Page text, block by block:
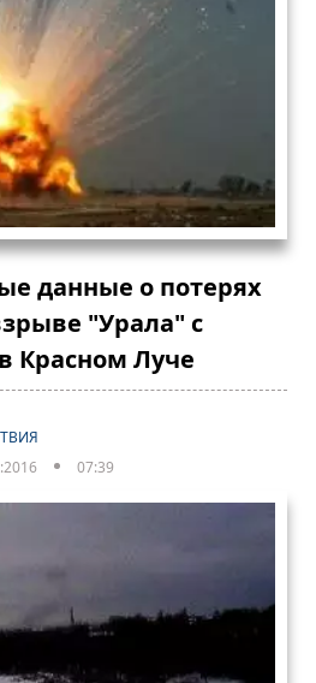
данные о потерях
"Урала" с
Красном Луче
07:39